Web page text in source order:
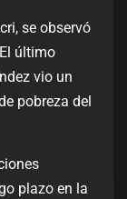
se observó
último
vio un
pobreza del
plazo en la